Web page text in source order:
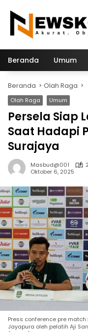
konten
Beranda Umum
Beranda Olah Raga
Olah Raga Umum
Persela Siap
Saat Hadapi
Surajaya
Masbud@001
Oktober 6, 2025
Press conference pre
Jayapura oleh pelatih Aji